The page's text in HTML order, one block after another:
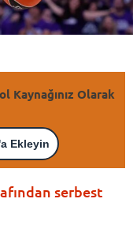
Kaynağınız Olarak
Ekleyin
serbest